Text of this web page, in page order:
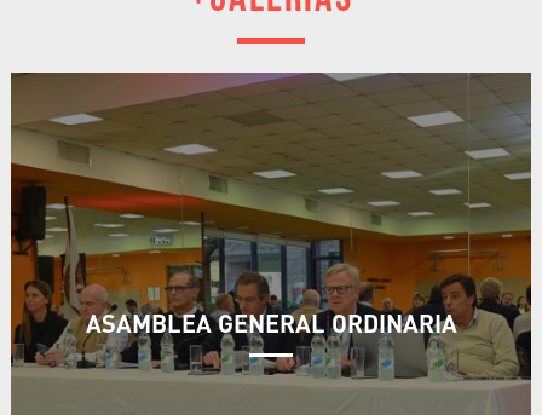
ASAMBLEA GENERAL ORDINARIA